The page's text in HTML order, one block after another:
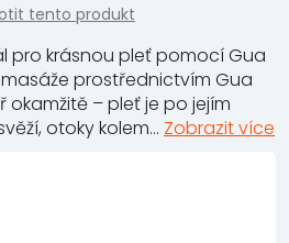
tento produkt
pro krásnou pleť pomocí Gua
prostřednictvím Gua
– pleť je po jejím
otoky kolem... Zobrazit více